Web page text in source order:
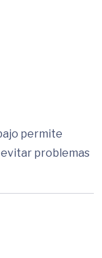
permite
problemas